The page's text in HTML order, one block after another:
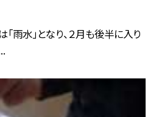
雨水」となり、２月も後半に入り